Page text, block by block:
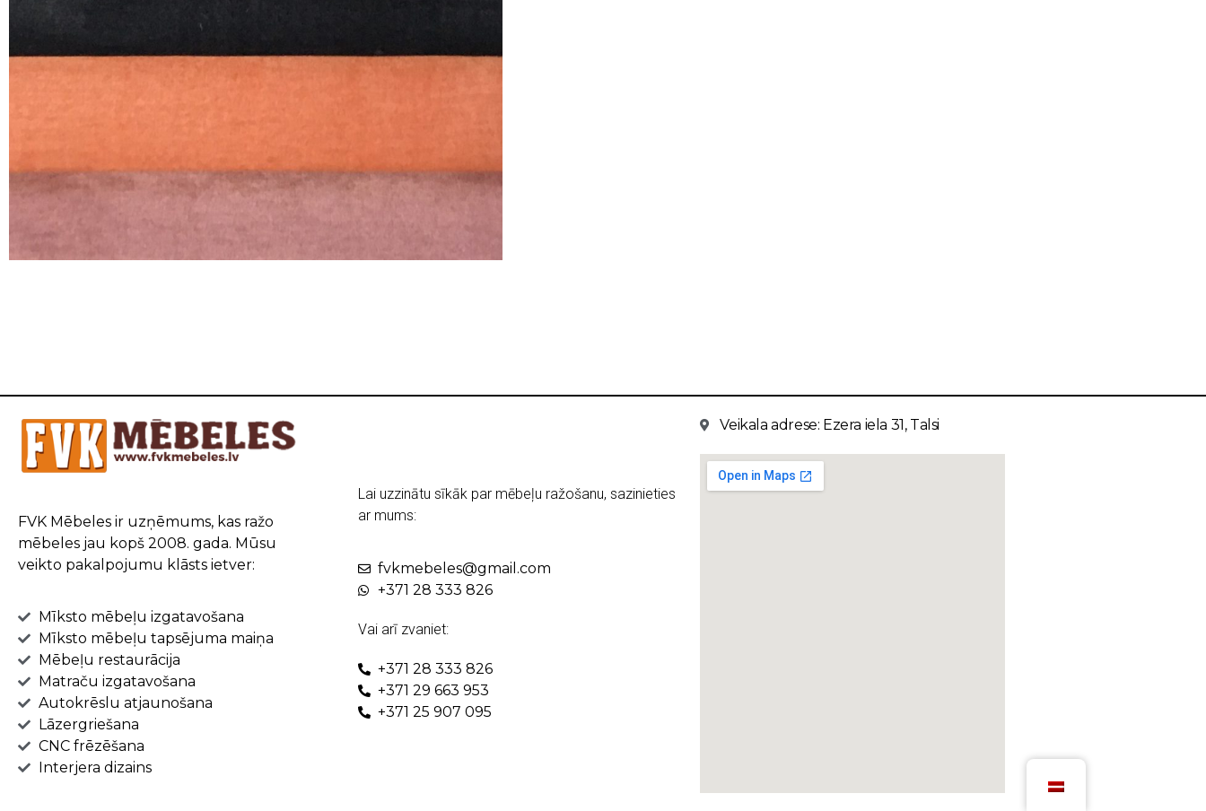
FVK Mēbeles ir uzņēmums, kas ražo
mēbeles jau kopš 2008. gada. Mūsu
veikto pakalpojumu klāsts ietver:
Mīksto mēbeļu izgatavošana
Mīksto mēbeļu tapsējuma maiņa
Mēbeļu restaurācija
Matraču izgatavošana
Autokrēslu atjaunošana
Lāzergriešana
CNC frēzēšana
Interjera dizains
Lai uzzinātu sīkāk par mēbeļu ražošanu, sazinieties
ar mums:
fvkmebeles@gmail.com
+371 28 333 826
Vai arī zvaniet:
+371 28 333 826
+371 29 663 953
+371 25 907 095
Veikala adrese: Ezera iela 31, Talsi